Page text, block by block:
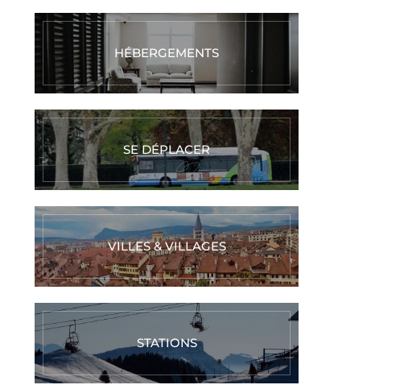
HÉBERGEMENTS
SE DÉPLACER
VILLES & VILLAGES
STATIONS